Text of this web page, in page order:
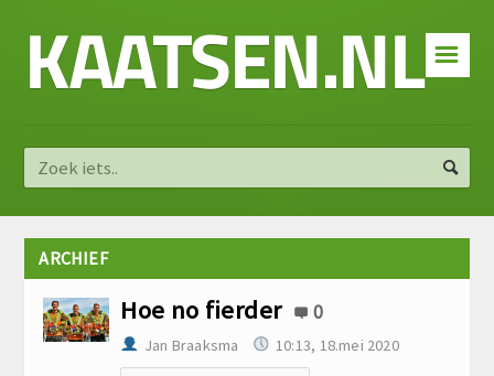
☰
KAATSEN.NL
ARCHIEF
Hoe no fierder 0
Jan Braaksma 10:13, 18.mei 2020